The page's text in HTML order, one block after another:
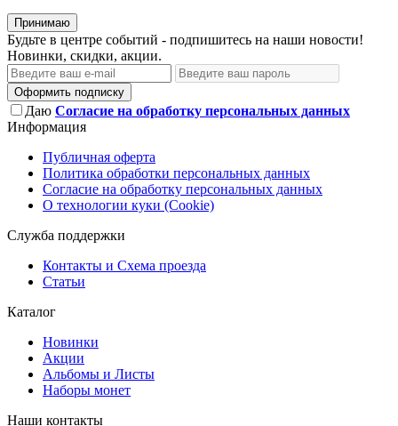
Принимаю
Будьте в центре событий - подпишитесь на наши новости!
Новинки, скидки, акции.
Оформить подписку
Даю Согласие на обработку персональных данных
Информация
Публичная оферта
Политика обработки персональных данных
Согласие на обработку персональных данных
О технологии куки (Cookie)
Служба поддержки
Контакты и Схема проезда
Статьи
Каталог
Новинки
Акции
Альбомы и Листы
Наборы монет
Наши контакты